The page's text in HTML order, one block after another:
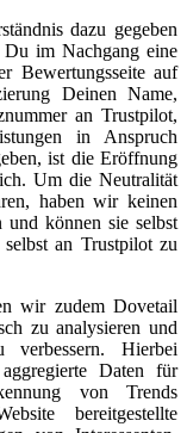
dazu gegeben
im Nachgang eine
Bewertungsseite auf
Deinen Name,
an Trustpilot,
in Anspruch
ist die Eröffnung
Um die Neutralität
haben wir keinen
und können sie selbst
an Trustpilot zu
wir zudem Dovetail
zu analysieren und
verbessern. Hierbei
Daten für
von Trends
bereitgestellte